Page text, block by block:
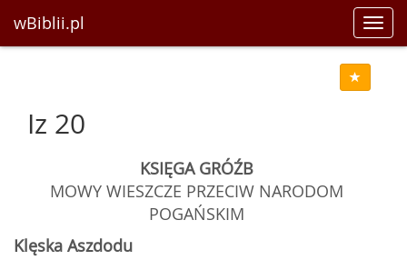
wBiblii.pl
Iz 20
KSIĘGA GRÓŹB
MOWY WIESZCZE PRZECIW NARODOM
POGAŃSKIM
Klęska Aszdodu